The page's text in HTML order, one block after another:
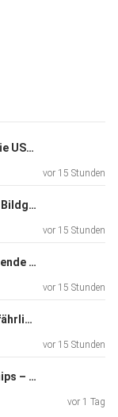
Alibaba greift mit Qwen3.8-Max die US-Modelle an
vor 15 Stunden
xAI: Grok ist jetzt der zweitbeste Bildgenerator der Welt
vor 15 Stunden
KI erschafft erstmals funktionierende Viren im Labor
vor 15 Stunden
OpenAI bremst Astra aus – zu gefährlich fürs Hacking
vor 15 Stunden
Anthropic baut jetzt eigene KI-Chips – und macht sich unabhängiger
vor 1 Tag